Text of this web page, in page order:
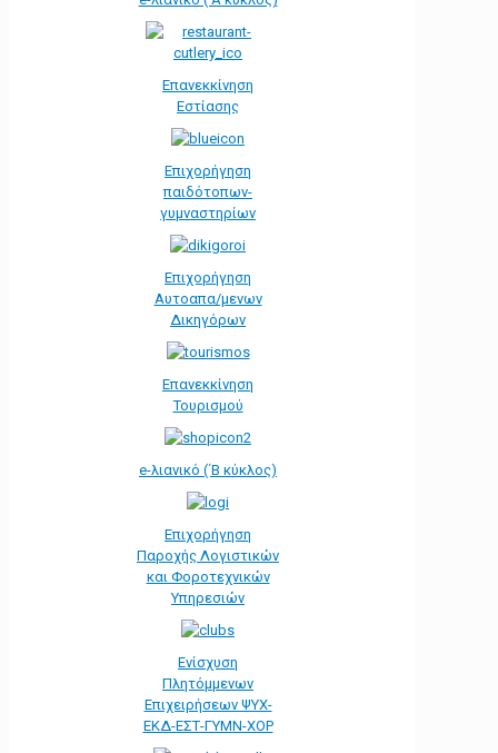
Επανεκκίνηση
Εστίασης
Επιχορήγηση
παιδότοπων-
γυμναστηρίων
Επιχορήγηση
Αυτοαπα/μενων
Δικηγόρων
Επανεκκίνηση
Τουρισμού
e-λιανικό (΄Β κύκλος)
Επιχορήγηση
Παροχής Λογιστικών
και Φοροτεχνικών
Υπηρεσιών
Ενίσχυση
Πλητόμμενων
Επιχειρήσεων ΨΥΧ-
ΕΚΔ-ΕΣΤ-ΓΥΜΝ-ΧΟΡ